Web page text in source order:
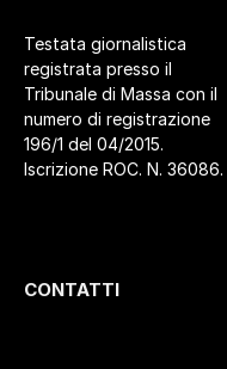
Testata giornalistica
registrata presso il
Tribunale di Massa con il
numero di registrazione
196/1 del 04/2015.
Iscrizione ROC. N. 36086.
CONTATTI